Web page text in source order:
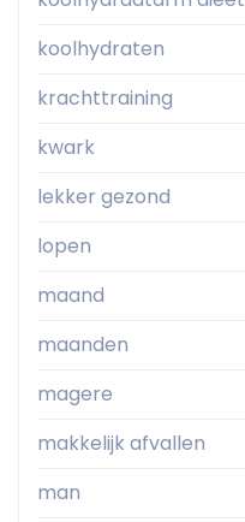
koolhydraten
krachttraining
kwark
lekker gezond
lopen
maand
maanden
magere
makkelijk afvallen
man